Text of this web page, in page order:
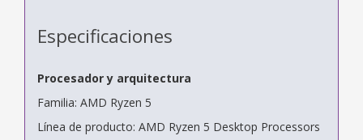
Especificaciones
Procesador y arquitectura
Familia: AMD Ryzen 5
Línea de producto: AMD Ryzen 5 Desktop Processors